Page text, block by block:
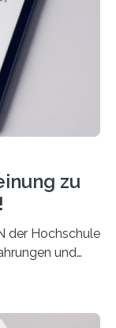
unter 30
zu
der Hochschule
und